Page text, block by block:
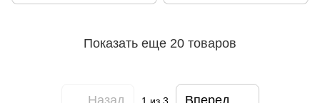
Показать еще 20 товаров
1 из 3